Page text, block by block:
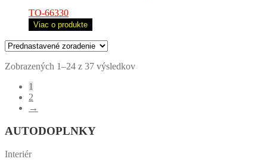
TO-66330
Viac o produkte
Zobrazených 1–24 z 37 výsledkov
1
2
→
AUTODOPLNKY
Interiér